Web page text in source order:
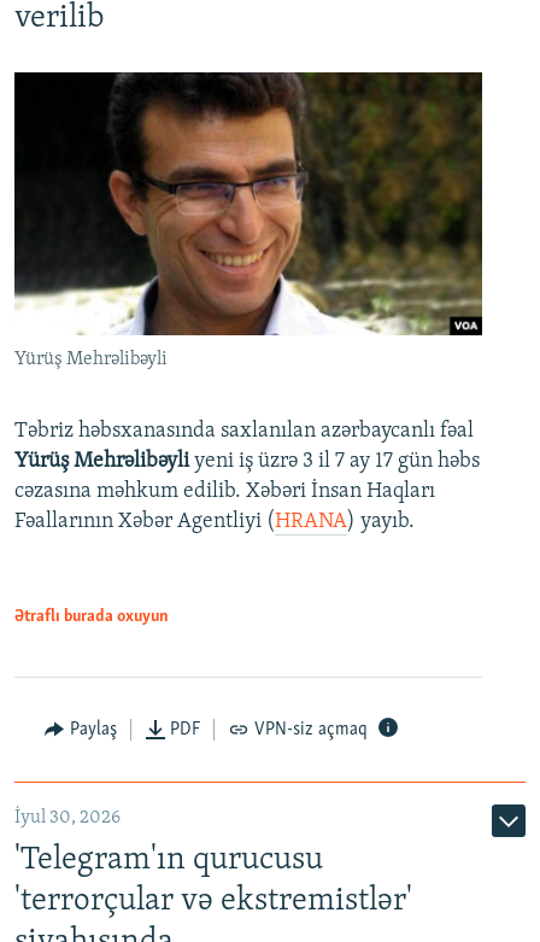
verilib
Yürüş Mehrəlibəyli
Təbriz həbsxanasında saxlanılan azərbaycanlı fəal
Yürüş Mehrəlibəyliyeni iş üzrə 3 il 7 ay 17 gün həbs
cəzasına məhkum edilib. Xəbəri İnsan Haqları
Fəallarının Xəbər Agentliyi (HRANA) yayıb.
Ətraflı burada oxuyun
Paylaş PDF VPN-siz açmaq
İyul 30, 2026
'Telegram'ın qurucusu
'terrorçular və ekstremistlər'